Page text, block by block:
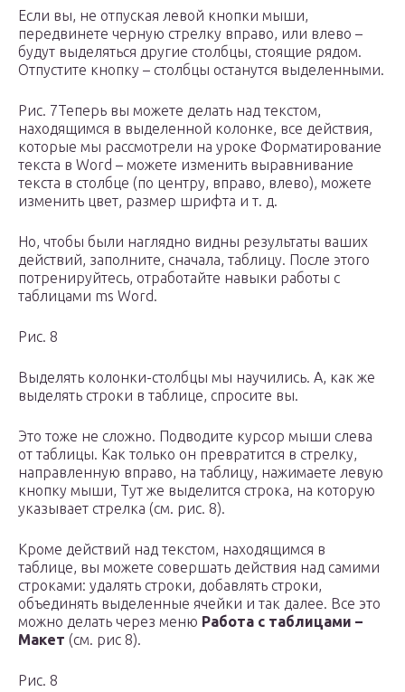
Если вы, не отпуская левой кнопки мыши,
передвинете черную стрелку вправо, или влево –
будут выделяться другие столбцы, стоящие рядом.
Отпустите кнопку – столбцы останутся выделенными.
Рис. 7Теперь вы можете делать над текстом,
находящимся в выделенной колонке, все действия,
которые мы рассмотрели на уроке Форматирование
текста в Word – можете изменить выравнивание
текста в столбце (по центру, вправо, влево), можете
изменить цвет, размер шрифта и т. д.
Но, чтобы были наглядно видны результаты ваших
действий, заполните, сначала, таблицу. После этого
потренируйтесь, отработайте навыки работы с
таблицами ms Word.
Рис. 8
Выделять колонки-столбцы мы научились. А, как же
выделять строки в таблице, спросите вы.
Это тоже не сложно. Подводите курсор мыши слева
от таблицы. Как только он превратится в стрелку,
направленную вправо, на таблицу, нажимаете левую
кнопку мыши, Тут же выделится строка, на которую
указывает стрелка (см. рис. 8).
Кроме действий над текстом, находящимся в
таблице, вы можете совершать действия над самими
строками: удалять строки, добавлять строки,
объединять выделенные ячейки и так далее. Все это
можно делать через меню Работа с таблицами –
Макет (см. рис 8).
Рис. 8